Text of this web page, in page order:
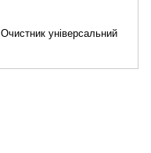
Очистник універсальний